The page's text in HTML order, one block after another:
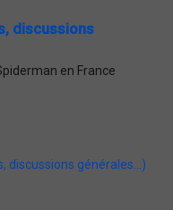
discussions
en France
discussions générales...)